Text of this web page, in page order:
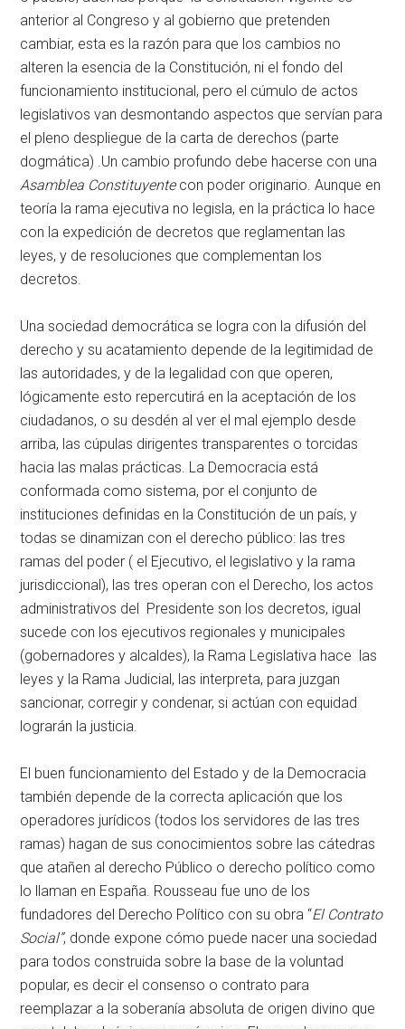
anterior al Congreso y al gobierno que pretenden
cambiar, esta es la razón para que los cambios no
alteren la esencia de la Constitución, ni el fondo del
funcionamiento institucional, pero el cúmulo de actos
legislativos van desmontando aspectos que servían para
el pleno despliegue de la carta de derechos (parte
dogmática) .Un cambio profundo debe hacerse con una
Asamblea Constituyentecon poder originario. Aunque en
teoría la rama ejecutiva no legisla, en la práctica lo hace
con la expedición de decretos que reglamentan las
leyes, y de resoluciones que complementan los
decretos.
Una sociedad democrática se logra con la difusión del
derecho y su acatamiento depende de la legitimidad de
las autoridades, y de la legalidad con que operen,
lógicamente esto repercutirá en la aceptación de los
ciudadanos, o su desdén al ver el mal ejemplo desde
arriba, las cúpulas dirigentes transparentes o torcidas
hacia las malas prácticas. La Democracia está
conformada como sistema, por el conjunto de
instituciones definidas en la Constitución de un país, y
todas se dinamizan con el derecho público: las tres
ramas del poder ( el Ejecutivo, el legislativo y la rama
jurisdiccional), las tres operan con el Derecho, los actos
administrativos del Presidente son los decretos, igual
sucede con los ejecutivos regionales y municipales
(gobernadores y alcaldes), la Rama Legislativa hace las
leyes y la Rama Judicial, las interpreta, para juzgan
sancionar, corregir y condenar, si actúan con equidad
lograrán la justicia.
El buen funcionamiento del Estado y de la Democracia
también depende de la correcta aplicación que los
operadores jurídicos (todos los servidores de las tres
ramas) hagan de sus conocimientos sobre las cátedras
que atañen al derecho Público o derecho político como
lo llaman en España. Rousseau fue uno de los
fundadores del Derecho Político con su obra “El Contrato
Social”, donde expone cómo puede nacer una sociedad
para todos construida sobre la base de la voluntad
popular, es decir el consenso o contrato para
reemplazar a la soberanía absoluta de origen divino que